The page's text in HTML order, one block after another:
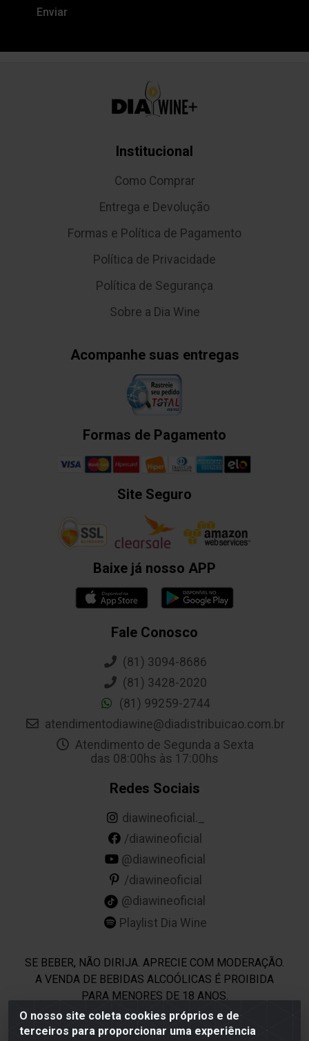
O nosso site coleta cookies próprios e de
terceiros para proporcionar uma experiência
Institucional
Como Comprar
Entrega e Devolução
Formas e Política de Pagamento
Política de Privacidade
Política de Segurança
Sobre a Dia Wine
Acompanhe suas entregas
Formas de Pagamento
Site Seguro
Baixe já nosso APP
Fale Conosco
(81) 3094-8686
(81) 3428-2020
(81) 99259-2744
atendimentodiawine@diadistribuicao.com.br
Atendimento de Segunda a Sexta
das 08:00hs às 17:00hs
Redes Sociais
diawineoficial._
/diawineoficial
@diawineoficial
/diawineoficial
@diawineoficial
Playlist Dia Wine
SE BEBER, NÃO DIRIJA. APRECIE COM MODERAÇÃO.
A VENDA DE BEBIDAS ALCOÓLICAS É PROIBIDA
PARA MENORES DE 18 ANOS.